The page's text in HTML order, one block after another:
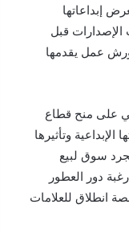
إبداعاتها
الإصدارات قبل
عمل يقدمها
على منح قطاع
وتأثيرها
سوق لبيع
دور العطور
انطلاق للعلامات